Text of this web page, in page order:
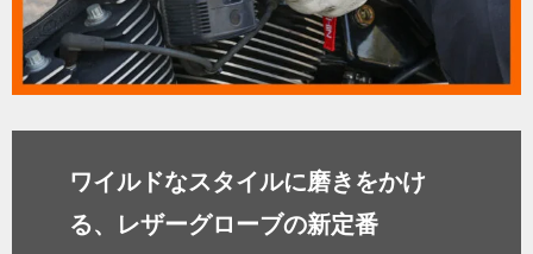
ワイルドなスタイルに磨きをかけ
る、レザーグローブの新定番